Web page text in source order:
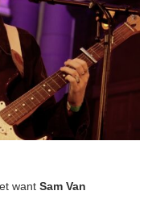
want Sam Van